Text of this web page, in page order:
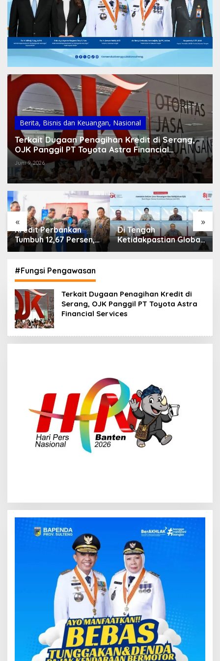
Berita, Bisnis dan Keuangan, Nasional
Terkait Dugaan Penagihan Kredit di Serang,
OJK Panggil PT Toyota Astra Financial
Services
Juni 9, 2026
« »
Di Tengah
Ketidakpastian Global,
OJK Pastikan
Keuangan Tetap
Terjaga
IHSG Menguat, Jumlah
Investor Pasar Modal
Tembus 30 Juta per
#Fungsi Pengawasan
Terkait Dugaan Penagihan Kredit di
Serang, OJK Panggil PT Toyota Astra
Financial Services